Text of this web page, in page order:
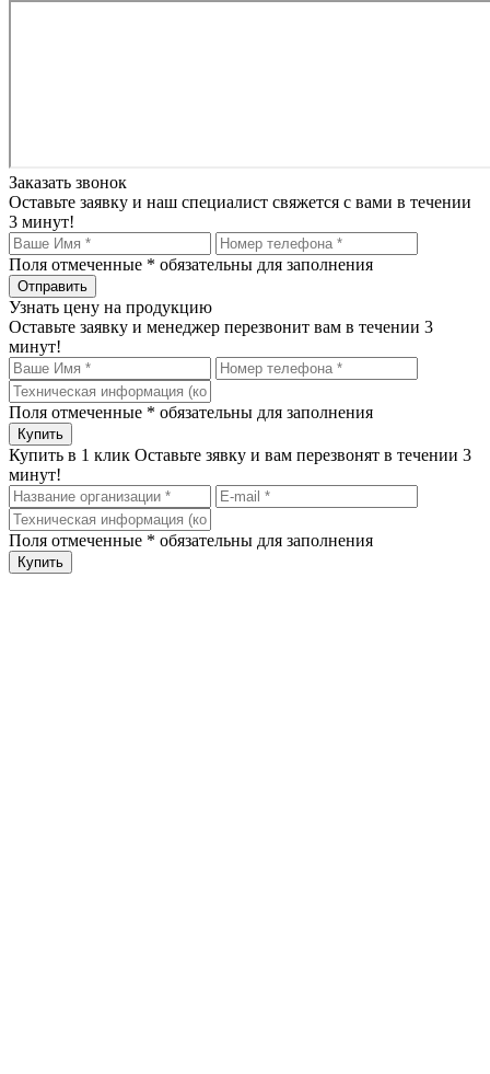
Заказать звонок
Оставьте заявку и наш специалист свяжется с вами в течении
3 минут!
Поля отмеченные * обязательны для заполнения
Узнать цену на продукцию
Оставьте заявку и менеджер перезвонит вам в течении 3
минут!
Поля отмеченные * обязательны для заполнения
Купить в 1 клик Оставьте зявку и вам перезвонят в течении 3
минут!
Поля отмеченные * обязательны для заполнения